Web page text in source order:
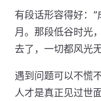
有段话形容得好：
月。那段低谷时光
去了，一切都风光
遇到问题可以不慌
人才是真正见过世面